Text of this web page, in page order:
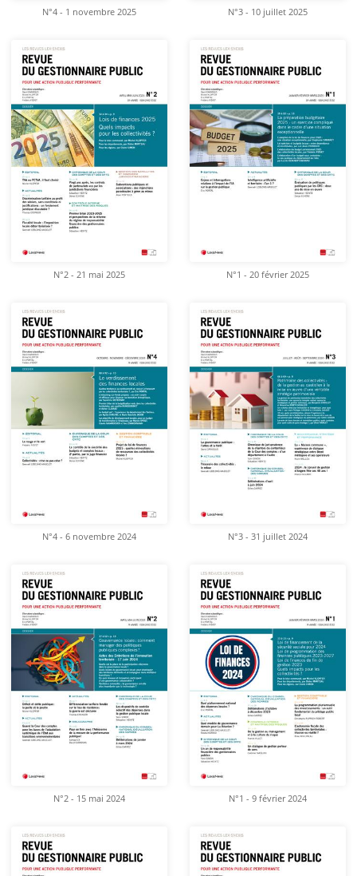
N°4 - 1 novembre 2025 N°3 - 10 juillet 2025
N°2 - 21 mai 2025 N°1 - 20 février 2025
N°4 - 6 novembre 2024 N°3 - 31 juillet 2024
N°2 - 15 mai 2024 N°1 - 9 février 2024